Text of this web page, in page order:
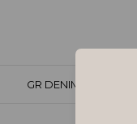
GR DENIM
Hasta 3,